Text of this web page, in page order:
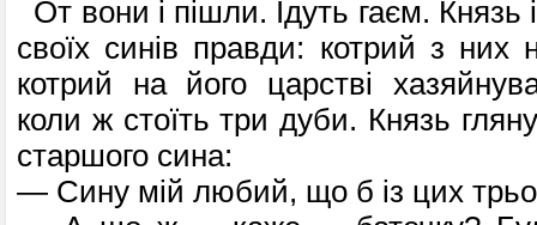
От вони і пішли. Ідуть гаєм. Князь
своїх синів правди: котрий з них
котрий на його царстві
коли ж стоїть три дуби. Князь
старшого сина:
— Сину мій любий, що б із цих